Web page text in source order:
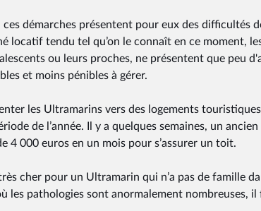
ces démarches présentent pour eux des difficultés
locatif tendu tel qu’on le connaît en ce moment,
ou leurs proches, ne présentent que peu
et moins pénibles à gérer.
les Ultramarins vers des logements
de l’année. Il y a quelques semaines, un
4 000 euros en un mois pour s’assurer un toit.
cher pour un Ultramarin qui n’a pas de famille
les pathologies sont anormalement nombreuses,